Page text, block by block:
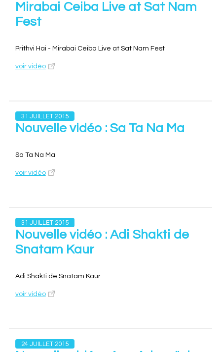
Mirabai Ceiba Live at Sat Nam
Fest
Prithvi Hai - Mirabai Ceiba Live at Sat Nam Fest
voir vidéo
31 JUILLET 2015
Nouvelle vidéo : Sa Ta Na Ma
Sa Ta Na Ma
voir vidéo
31 JUILLET 2015
Nouvelle vidéo : Adi Shakti de
Snatam Kaur
Adi Shakti de Snatam Kaur
voir vidéo
24 JUILLET 2015